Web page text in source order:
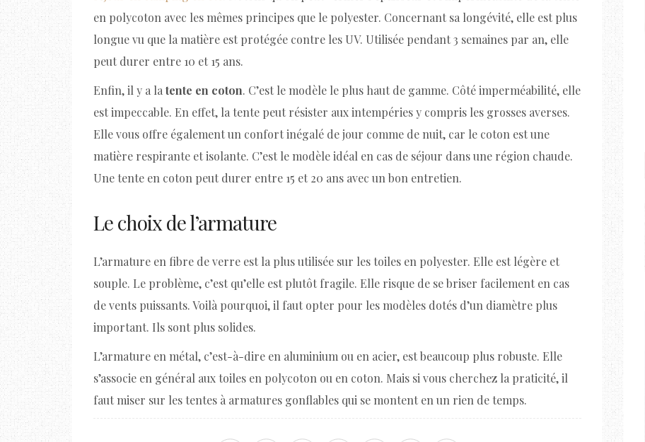
en polycoton avec les mêmes principes que le polyester. Concernant sa longévité, elle est plus
longue vu que la matière est protégée contre les UV. Utilisée pendant 3 semaines par an, elle
peut durer entre 10 et 15 ans.
Enfin, il y a la tente en coton. C’est le modèle le plus haut de gamme. Côté imperméabilité, elle
est impeccable. En effet, la tente peut résister aux intempéries y compris les grosses averses.
Elle vous offre également un confort inégalé de jour comme de nuit, car le coton est une
matière respirante et isolante. C’est le modèle idéal en cas de séjour dans une région chaude.
Une tente en coton peut durer entre 15 et 20 ans avec un bon entretien.
Le choix de l’armature
L’armature en fibre de verre est la plus utilisée sur les toiles en polyester. Elle est légère et
souple. Le problème, c’est qu’elle est plutôt fragile. Elle risque de se briser facilement en cas
de vents puissants. Voilà pourquoi, il faut opter pour les modèles dotés d’un diamètre plus
important. Ils sont plus solides.
L’armature en métal, c’est-à-dire en aluminium ou en acier, est beaucoup plus robuste. Elle
s’associe en général aux toiles en polycoton ou en coton. Mais si vous cherchez la praticité, il
faut miser sur les tentes à armatures gonflables qui se montent en un rien de temps.